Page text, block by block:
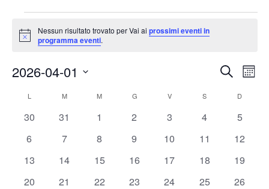
Eventi
Notice
Nessun risultato trovato per Vai aiprossimi eventi in
programma eventi.
Eventi
viste
CercaMese
2026-04-01
data.
Calendario
di
L MMARTEDÌ M MERCOLEDÌ
G VVENERDÌ S D
0
30
0
31
0
1
0
2
0
3
0
4
0
5
0
6
0
7
0
8
0
9
0
10
0
11
0
12
0
13
0
14
0
15
0
16
0
17
0
18
0
19
0
20
0
21
0
22
0
23
0
24
0
25
0
26